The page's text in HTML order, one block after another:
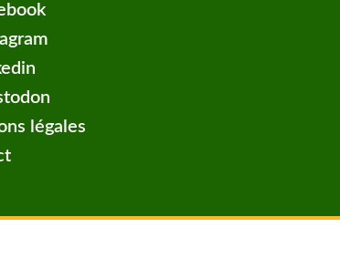
légales